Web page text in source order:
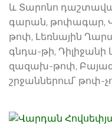
և Տարոնո
գարան, թոփագար,
թոփ, Լեռնային
գնդա-թի, Դիլիջանի
զազախ-թոփ,
շրջաններում՝ թոփ-